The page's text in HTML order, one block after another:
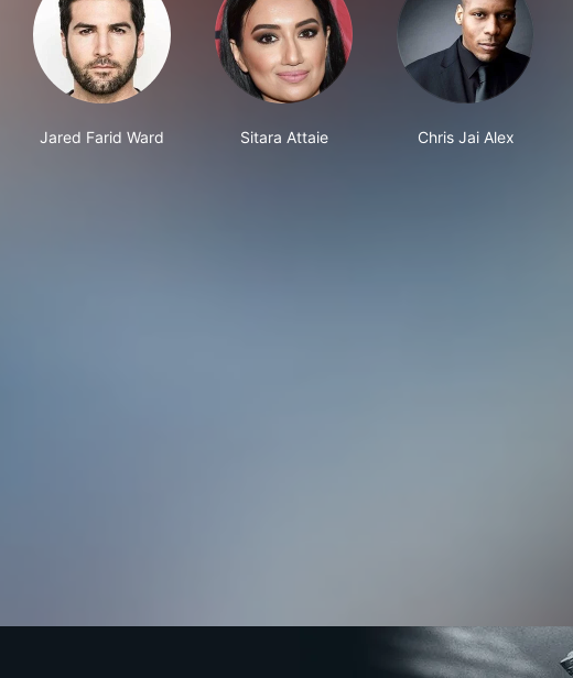
Jared Farid Ward Sitara Attaie Chris Jai Alex